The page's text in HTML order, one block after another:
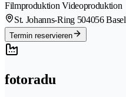
Filmproduktion Videoproduktion
St. Johanns-Ring 504056 Basel
Termin reservieren
fotoradu